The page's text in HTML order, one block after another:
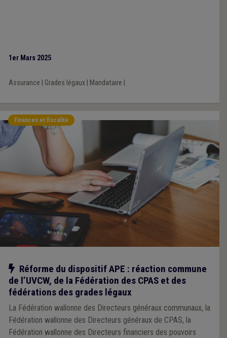
1er Mars 2025
Assurance Grades légaux| Mandataire
Finances et fiscalité
Notre action
Réforme du dispositif APE : réaction commune
de l’UVCW, de la Fédération des CPAS et des
fédérations des grades légaux
La Fédération wallonne des Directeurs généraux communaux, la
Fédération wallonne des Directeurs généraux de CPAS, la
Fédération wallonne des Directeurs financiers des pouvoirs